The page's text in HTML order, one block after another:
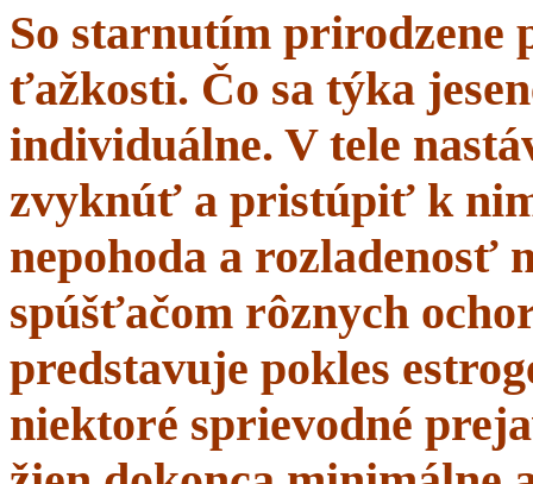
So starnutím prirodzene
ťažkosti. Čo sa týka
individuálne. V tele
zvyknúť a pristúpiť k
nepohoda a
spúšťačom rôznych
predstavuje pokles
niektoré sprievodné